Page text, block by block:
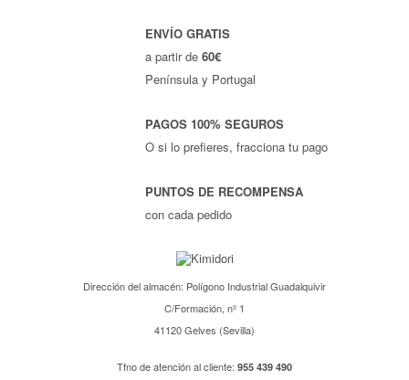
ENVÍO GRATIS
a partir de60€
Península y Portugal
PAGOS 100% SEGUROS
O si lo prefieres, fracciona tu pago
PUNTOS DE RECOMPENSA
con cada pedido
Dirección del almacén: Polígono Industrial Guadalquivir
C/Formación, nº 1
41120 Gelves (Sevilla)
Tfno de atención al cliente: 955 439 490